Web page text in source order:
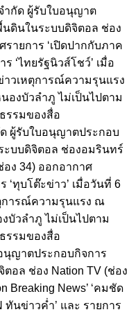
ำกัด ผู้รับใบอนุญาต
ดินในระบบดิจิตอล ช่อง
ายการ ‘เปิดปากกับภาค
‘ไทยรัฐนิวส์โชว์’ เมื่อ
าวเหตุการณ์ความรุนแรง
องบัวลำภู ไม่เป็นไปตาม
รรมของสื่อ
ผู้รับใบอนุญาตประกอบ
บบดิจิตอล ช่องอมรินทร์
อง 34) ออกอากาศ
‘ทุบโต๊ะข่าว’ เมื่อวันที่ 6
การณ์ความรุนแรง ณ
บัวลำภู ไม่เป็นไปตาม
รรมของสื่อ
นุญาตประกอบกิจการ
อล ช่อง Nation TV (ช่อง
Breaking News’ ‘คมชัด
ทันข่าวค่ำ’ และ รายการ